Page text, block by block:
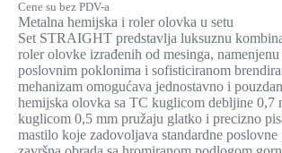
Cene su bez PDV-a
Metalna hemijska i roler olovka u setu
Set STRAIGHT predstavlja luksuznu
roler olovke izrađenih od mesinga,
poslovnim poklonima i sofisticiranom
mehanizam omogućava jednostavno i
hemijska olovka sa TC kuglicom debljine 0,7
kuglicom 0,5 mm pružaju glatko i precizno
mastilo koje zadovoljava standardne poslovne